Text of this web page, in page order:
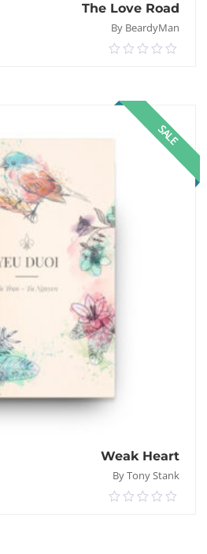
The Love Road
By BeardyMan
0.00
SALE
Weak Heart
By Tony Stank
0.00